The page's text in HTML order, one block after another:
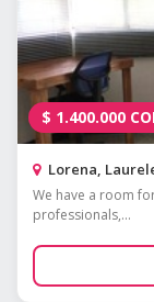
$ 1.400.000
Lorena,
We have a room
professionals,...